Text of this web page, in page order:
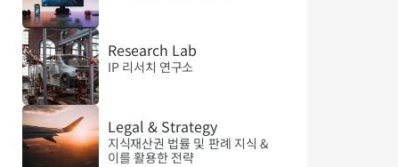
Research Lab
IP 리서치 연구소
Legal & Strategy
지식재산권 법률 및 판례 지식 &
이를 활용한 전략